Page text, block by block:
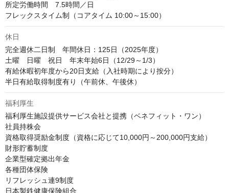
所定労働時間　7.5時間／日
フレックスタイム制（コアタイム 10:00～15:00）
休日
完全週休二日制　年間休日：125日（2025年度）
土曜　日曜　祝日　年末年始6日（12/29～1/3）
有給休暇初年度から20日支給（入社時期により按分）
半日有給取得制度有り（午前休、午後休）
福利厚生
福利厚生施設提供サービス会社と提携（ベネフィット・ワン）
社員持株会
資格取得奨励金制度（資格に応じて10,000円～200,000円支給）
財形貯蓄制度
企業型確定拠出年金
各種団体保険
リフレッシュ連9制度
日本製鉄健康保険組合